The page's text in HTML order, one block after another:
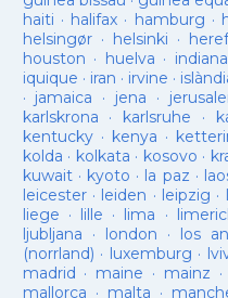
haiti · halifax · hamburg ·
helsingør· helsinki ·
houston · huelva · indiana
iquique · iran · irvine ·
· jamaica · jena ·
karlskrona · karlsruhe ·
kentucky· kenya ·
kolda · kolkata · kosovo ·
kuwait· kyoto · la paz ·
leicester· leiden · leipzig ·
liege · lille · lima ·
ljubljana · london · los
(norrland) · luxemburg ·
madrid · maine · mainz ·
mallorca · malta ·